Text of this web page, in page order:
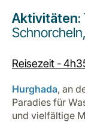
Aktivitäten:
Reisezeit -
Hurghada, an
Paradies für
und vielfältige